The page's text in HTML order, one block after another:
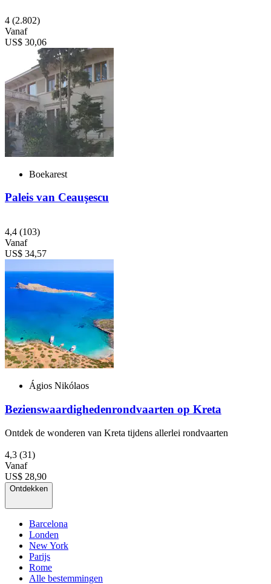
4 (2.802)
Vanaf
US$ 30,06
Boekarest
Paleis van Ceauşescu
4,4 (103)
Vanaf
US$ 34,57
Ágios Nikólaos
Bezienswaardighedenrondvaarten op Kreta
Ontdek de wonderen van Kreta tijdens allerlei rondvaarten
4,3 (31)
Vanaf
US$ 28,90
Ontdekken
Barcelona
Londen
New York
Parijs
Rome
Alle bestemmingen